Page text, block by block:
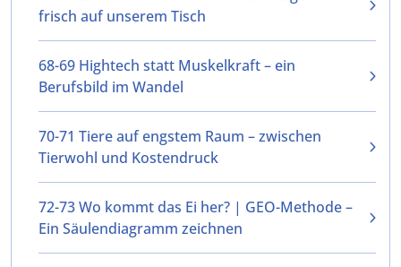
frisch auf unserem Tisch
68-69 Hightech statt Muskelkraft – ein
Berufsbild im Wandel
70-71 Tiere auf engstem Raum – zwischen
Tierwohl und Kostendruck
72-73 Wo kommt das Ei her? | GEO-Methode –
Ein Säulendiagramm zeichnen